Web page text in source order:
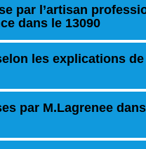
par l’artisan
dans le 13090
les explications de
par M.Lagrenee